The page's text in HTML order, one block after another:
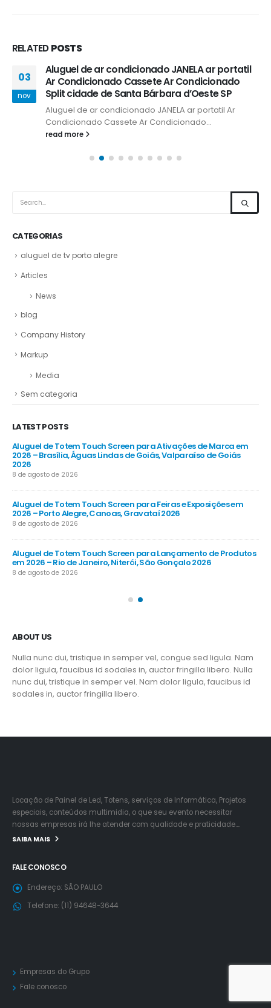
RELATEDPOSTS
03
nov
Aluguel de ar condicionado JANELA ar portatil
Ar Condicionado Cassete Ar Condicionado
Split cidade de Santa Bárbara d’Oeste SP
Aluguel de ar condicionado JANELA ar portatil Ar
Condicionado Cassete Ar Condicionado...
read more
CATEGORIAS
aluguel de tv porto alegre
Articles
News
blog
Company History
Markup
Media
Sem categoria
LATEST POSTS
Aluguel de Totem Touch Screen para Ativações de Marca em
2026 – Brasília, Águas Lindas de Goiás, Valparaíso de Goiás
2026
8 de agosto de 2026
Aluguel de Totem Touch Screen para Feiras e Exposições em
2026 – Porto Alegre, Canoas, Gravataí 2026
8 de agosto de 2026
Aluguel de Totem Touch Screen para Lançamento de Produtos
em 2026 – Rio de Janeiro, Niterói, São Gonçalo 2026
8 de agosto de 2026
ABOUT US
Nulla nunc dui, tristique in semper vel, congue sed ligula. Nam
dolor ligula, faucibus id sodales in, auctor fringilla libero. Nulla
nunc dui, tristique in semper vel. Nam dolor ligula, faucibus id
sodales in, auctor fringilla libero.
Locação de Painel de Led, Totens, serviços de Informática, Projetos
especiais, conteúdos multimidia, o que seu evento necessitar
nossas empresas irá lhe atender com qualidade e praticidade….
SAIBA MAIS
FALE CONOSCO
Endereço: SÃO PAULO
Telefone: (11) 94648-3644
Empresas do Grupo
Fale conosco